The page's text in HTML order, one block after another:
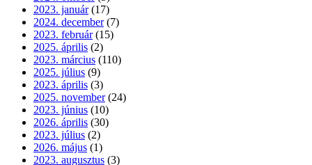
2023. január (17)
2024. december (7)
2023. február (15)
2025. április (2)
2023. március (110)
2025. július (9)
2023. április (3)
2025. november (24)
2023. június (10)
2026. április (30)
2023. július (2)
2026. május (1)
2023. augusztus (3)